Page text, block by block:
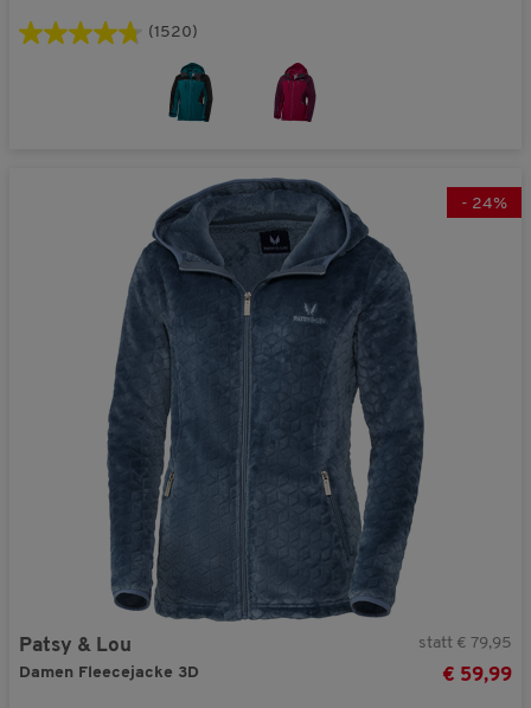
(1520)
- 24%
Patsy & Lou
Damen Fleecejacke 3D
statt € 79,95
€ 59,99